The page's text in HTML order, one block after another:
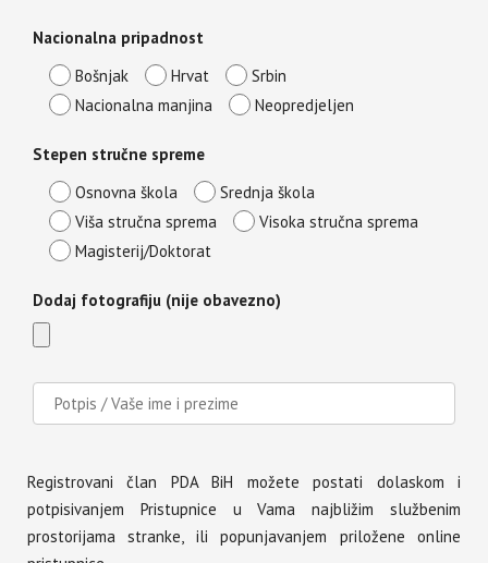
Nacionalna pripadnost
Bošnjak
Hrvat
Srbin
Nacionalna manjina
Neopredjeljen
Stepen stručne spreme
Osnovna škola
Srednja škola
Viša stručna sprema
Visoka stručna sprema
Magisterij/Doktorat
Dodaj fotografiju (nije obavezno)
Registrovani član PDA BiH možete postati dolaskom i
potpisivanjem Pristupnice u Vama najbližim službenim
prostorijama stranke, ili popunjavanjem priložene online